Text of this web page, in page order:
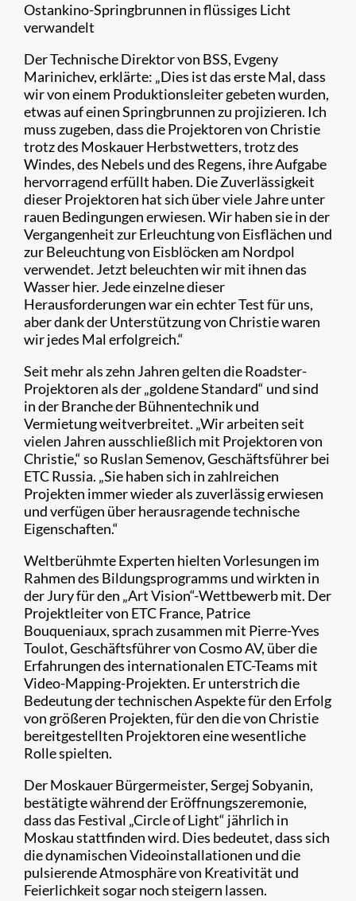
Ostankino-Springbrunnen in flüssiges Licht
verwandelt
Der Technische Direktor von BSS, Evgeny
Marinichev, erklärte: „Dies ist das erste Mal, dass
wir von einem Produktionsleiter gebeten wurden,
etwas auf einen Springbrunnen zu projizieren. Ich
muss zugeben, dass die Projektoren von Christie
trotz des Moskauer Herbstwetters, trotz des
Windes, des Nebels und des Regens, ihre Aufgabe
hervorragend erfüllt haben. Die Zuverlässigkeit
dieser Projektoren hat sich über viele Jahre unter
rauen Bedingungen erwiesen. Wir haben sie in der
Vergangenheit zur Erleuchtung von Eisflächen und
zur Beleuchtung von Eisblöcken am Nordpol
verwendet. Jetzt beleuchten wir mit ihnen das
Wasser hier. Jede einzelne dieser
Herausforderungen war ein echter Test für uns,
aber dank der Unterstützung von Christie waren
wir jedes Mal erfolgreich.“
Seit mehr als zehn Jahren gelten die Roadster-
Projektoren als der „goldene Standard“ und sind
in der Branche der Bühnentechnik und
Vermietung weitverbreitet. „Wir arbeiten seit
vielen Jahren ausschließlich mit Projektoren von
Christie,“ so Ruslan Semenov, Geschäftsführer bei
ETC Russia. „Sie haben sich in zahlreichen
Projekten immer wieder als zuverlässig erwiesen
und verfügen über herausragende technische
Eigenschaften.“
Weltberühmte Experten hielten Vorlesungen im
Rahmen des Bildungsprogramms und wirkten in
der Jury für den „Art Vision“-Wettbewerb mit. Der
Projektleiter von ETC France, Patrice
Bouqueniaux, sprach zusammen mit Pierre-Yves
Toulot, Geschäftsführer von Cosmo AV, über die
Erfahrungen des internationalen ETC-Teams mit
Video-Mapping-Projekten. Er unterstrich die
Bedeutung der technischen Aspekte für den Erfolg
von größeren Projekten, für den die von Christie
bereitgestellten Projektoren eine wesentliche
Rolle spielten.
Der Moskauer Bürgermeister, Sergej Sobyanin,
bestätigte während der Eröffnungszeremonie,
dass das Festival „Circle of Light“ jährlich in
Moskau stattfinden wird. Dies bedeutet, dass sich
die dynamischen Videoinstallationen und die
pulsierende Atmosphäre von Kreativität und
Feierlichkeit sogar noch steigern lassen.